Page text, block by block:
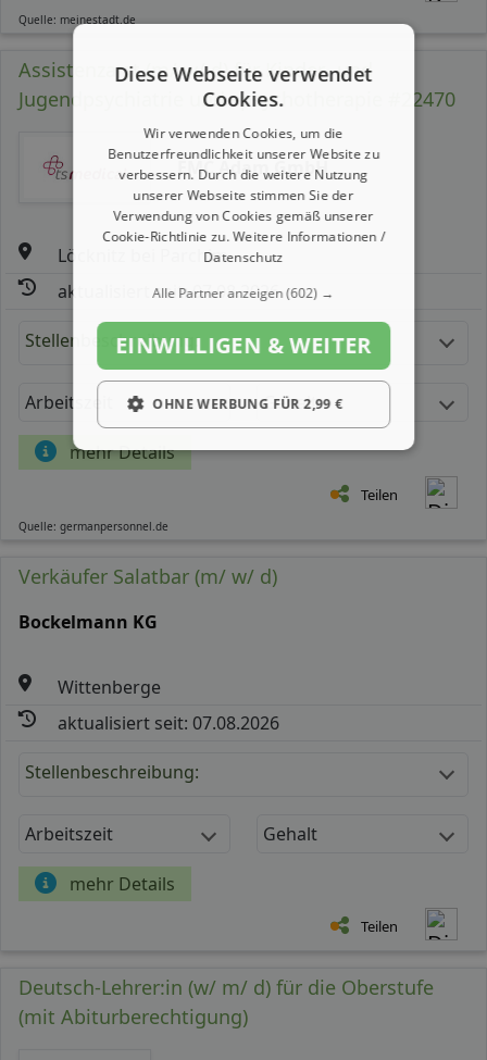
Quelle: meinestadt.de
Assistenzarzt (m/ w/ d) für Kinder- und
Jugendpsychiatrie und –psychotherapie #22470
EMC Adam GmbH
Löcknitz bei Parchim
aktualisiert seit: 07.08.2026
Stellenbeschreibung:
Arbeitszeit Gehalt
mehr Details
Teilen
Quelle: germanpersonnel.de
Verkäufer Salatbar (m/ w/ d)
Bockelmann KG
Wittenberge
aktualisiert seit: 07.08.2026
Stellenbeschreibung:
Arbeitszeit Gehalt
mehr Details
Teilen
Deutsch-Lehrer:in (w/ m/ d) für die Oberstufe
(mit Abiturberechtigung)
Diese Webseite verwendet
Cookies.
Wir verwenden Cookies, um die
Benutzerfreundlichkeit unserer Website zu
verbessern. Durch die weitere Nutzung
unserer Webseite stimmen Sie der
Verwendung von Cookies gemäß unserer
Cookie-Richtlinie zu.Weitere Informationen /
Datenschutz
Alle Partner anzeigen(602) →
EINWILLIGEN & WEITER
OHNE WERBUNG FÜR 2,99 €